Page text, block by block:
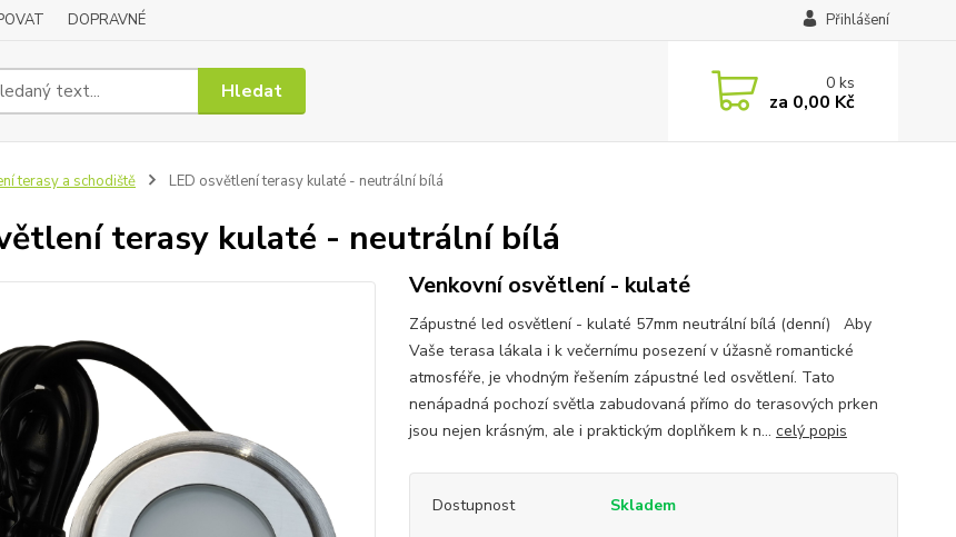
DOPRAVNÉ Přihlášení
Hledat 0ks
za 0,00 Kč
terasy a schodiště LED osvětlení terasy kulaté - neutrální bílá
terasy kulaté - neutrální bílá
Venkovní osvětlení - kulaté
Zápustné led osvětlení - kulaté 57mm neutrální bílá (denní) Aby
Vaše terasa lákala i k večernímu posezení v úžasně romantické
atmosféře, je vhodným řešením zápustné led osvětlení. Tato
nenápadná pochozí světla zabudovaná přímo do terasových prken
jsou nejen krásným, ale i praktickým doplňkem k n... celý popis
Dostupnost Skladem